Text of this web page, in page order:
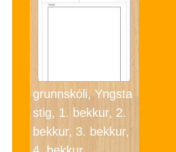
grunnskóli, Yngsta
stig, 1. bekkur, 2.
bekkur, 3. bekkur,